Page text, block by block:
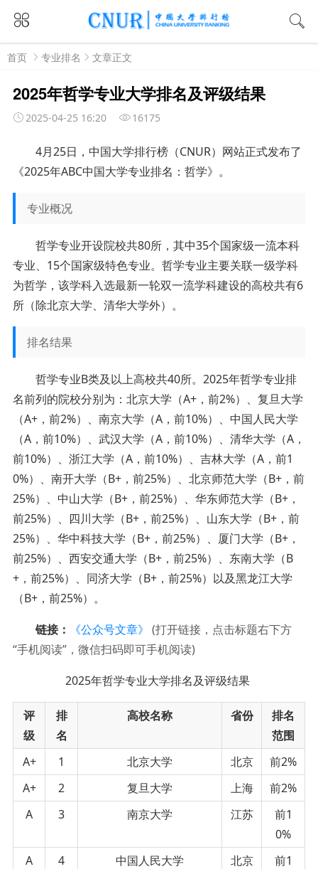
首页 专业排名 文章正文
2025年哲学专业大学排名及评级结果
2025-04-25 16:20 16175
4月25日，中国大学排行榜（CNUR）网站正式发布了
《2025年ABC中国大学专业排名：哲学》。
专业概况
哲学专业开设院校共80所，其中35个国家级一流本科
专业、15个国家级特色专业。哲学专业主要关联一级学科
为哲学，该学科入选最新一轮双一流学科建设的高校共有6
所（除北京大学、清华大学外）。
排名结果
哲学专业B类及以上高校共40所。2025年哲学专业排
名前列的院校分别为：北京大学（A+，前2%）、复旦大学
（A+，前2%）、南京大学（A，前10%）、中国人民大学
（A，前10%）、武汉大学（A，前10%）、清华大学（A，
前10%）、浙江大学（A，前10%）、吉林大学（A，前1
0%）、南开大学（B+，前25%）、北京师范大学（B+，前
25%）、中山大学（B+，前25%）、华东师范大学（B+，
前25%）、四川大学（B+，前25%）、山东大学（B+，前
25%）、华中科技大学（B+，前25%）、厦门大学（B+，
前25%）、西安交通大学（B+，前25%）、东南大学（B
+，前25%）、同济大学（B+，前25%）以及黑龙江大学
（B+，前25%）。
链接：
《公众号文章》 (打开链接，点击标题右下方
“手机阅读”，微信扫码即可手机阅读)
2025年哲学专业大学排名及评级结果
评
级
排
名
高校名称 省份
排名
范围
A+
1 北京大学 北京
前2%
A+
2 复旦大学 上海
前2%
A
3 南京大学 江苏
前1
0%
A
4 中国人民大学 北京
前1